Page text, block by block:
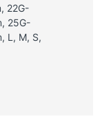
22G-
25G-
L, M, S,